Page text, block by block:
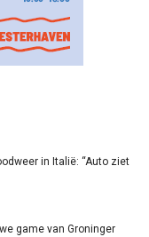
in Italië: “Auto ziet
game van Groninger